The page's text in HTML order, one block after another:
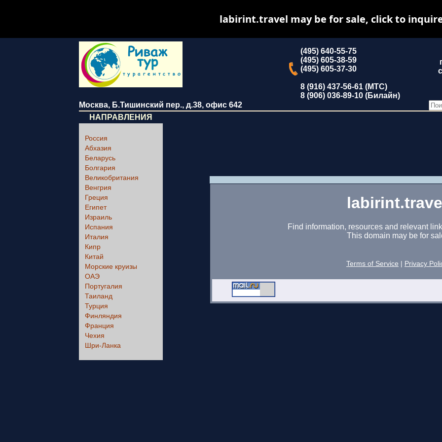
(495) 640-55-75
(495) 605-38-59
(495) 605-37-30
8 (916) 437-56-61 (МТС)
8 (906) 036-89-10 (Билайн)
Москва, Б.Тишинский пер., д.38, офис 642
НАПРАВЛЕНИЯ
Россия
Абхазия
Беларусь
Болгария
Великобритания
Венгрия
Греция
Египет
Израиль
Испания
Италия
Кипр
Китай
Морские круизы
ОАЭ
Португалия
Таиланд
Турция
Финляндия
Франция
Чехия
Шри-Ланка
Find information, resources and relevant
This domain may be for
Terms of Service Privacy
labirint.travel may be for sale, click to